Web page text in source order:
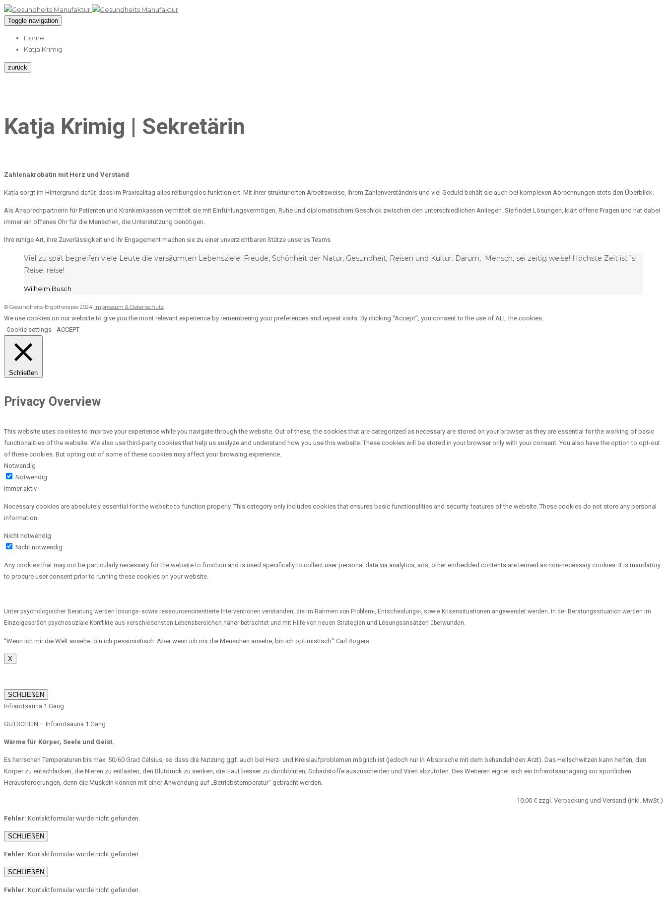
Toggle navigation
Home
Katja Krimig
zurück
Katja Krimig | Sekretärin
Zahlenakrobatin mit Herz und Verstand
Katja sorgt im Hintergrund dafür, dass im Praxisalltag alles reibungslos funktioniert. Mit ihrer strukturierten Arbeitsweise, ihrem Zahlenverständnis und viel Geduld behält sie auch bei komplexen Abrechnungen stets den Überblick.
Als Ansprechpartnerin für Patienten und Krankenkassen vermittelt sie mit Einfühlungsvermögen, Ruhe und diplomatischem Geschick zwischen den unterschiedlichen Anliegen. Sie findet Lösungen, klärt offene Fragen und hat dabei
immer ein offenes Ohr für die Menschen, die Unterstützung benötigen.
Ihre ruhige Art, ihre Zuverlässigkeit und ihr Engagement machen sie zu einer unverzichtbaren Stütze unseres Teams
Viel zu spät begreifen viele Leute die versäumten Lebensziele: Freude, Schönheit der Natur, Gesundheit, Reisen und Kultur. Darum, Mensch, sei zeitig weise! Höchste Zeit ist´s!
Reise, reise!
Wilhelm Busch
© Gesundheits-Ergotherapie 2024 Impressum & Datenschutz
We use cookies on our website to give you the most relevant experience by remembering your preferences and repeat visits. By clicking “Accept”, you consent to the use of ALL the cookies.
Cookie settings
ACCEPT
Schließen
Privacy Overview
This website uses cookies to improve your experience while you navigate through the website. Out of these, the cookies that are categorized as necessary are stored on your browser as they are essential for the working of basic
functionalities of the website. We also use third-party cookies that help us analyze and understand how you use this website. These cookies will be stored in your browser only with your consent. You also have the option to opt-out
of these cookies. But opting out of some of these cookies may affect your browsing experience.
Notwendig
Notwendig
immer aktiv
Necessary cookies are absolutely essential for the website to function properly. This category only includes cookies that ensures basic functionalities and security features of the website. These cookies do not store any personal
information.
Nicht notwendig
Nicht notwendig
Any cookies that may not be particularly necessary for the website to function and is used specifically to collect user personal data via analytics, ads, other embedded contents are termed as non-necessary cookies. It is mandatory
to procure user consent prior to running these cookies on your website.
Unter psychologischer Beratung werden lösungs- sowie ressourcenorientierte Interventionen verstanden, die im Rahmen von Problem-, Entscheidungs-, sowie Krisensituationen angewendet werden. In der Beratungssituation werden im
Einzelgespräch psychosoziale Konflikte aus verschiedensten Lebensbereichen näher betrachtet und mit Hilfe von neuen Strategien und Lösungsansätzen überwunden.
“Wenn ich mir die Welt ansehe, bin ich pessimistisch. Aber wenn ich mir die Menschen ansehe, bin ich optimistisch.” Carl Rogers
X
SCHLIEßEN
Infrarotsauna 1 Gang
GUTSCHEIN – Infrarotsauna 1 Gang
Wärme für Körper, Seele und Geist.
Es herrschen Temperaturen bis max. 50/60 Grad Celsius, so dass die Nutzung ggf. auch bei Herz- und Kreislaufproblemen möglich ist (jedoch nur in Absprache mit dem behandelnden Arzt). Das Heilschwitzen kann helfen, den
Körper zu entschlacken, die Nieren zu entlasten, den Blutdruck zu senken, die Haut besser zu durchbluten, Schadstoffe auszuscheiden und Viren abzutöten. Des Weiteren eignet sich ein Infrarotsaunagang vor sportlichen
Herausforderungen, denn die Muskeln können mit einer Anwendung auf „Betriebstemperatur“ gebracht werden.
10.00 € zzgl. Verpackung und Versand (inkl. MwSt.)
Fehler: Kontaktformular wurde nicht gefunden.
SCHLIEßEN
Fehler: Kontaktformular wurde nicht gefunden.
SCHLIEßEN
Fehler: Kontaktformular wurde nicht gefunden.